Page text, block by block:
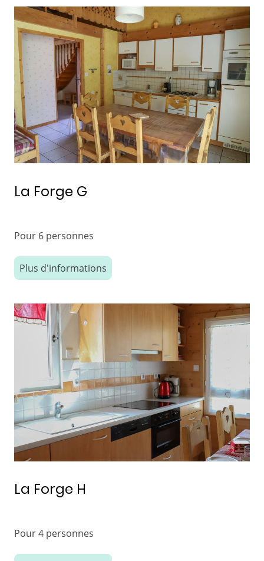
La Forge G
Pour 6 personnes
Plus d'informations
La Forge H
Pour 4 personnes